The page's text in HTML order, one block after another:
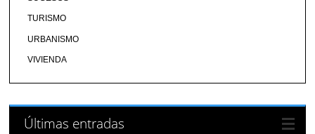
TURISMO
URBANISMO
VIVIENDA
Últimas entradas